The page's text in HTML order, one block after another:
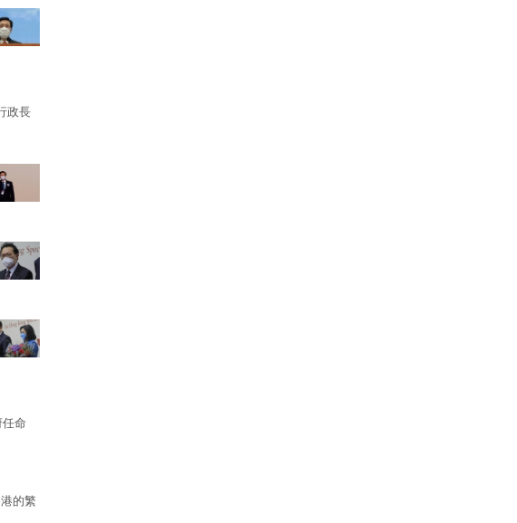
政長
命
的繁